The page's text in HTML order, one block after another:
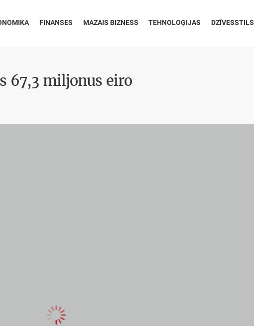
FINANSES MAZAIS BIZNESS TEHNOLOĢIJAS DZĪVESSTILS
67,3 miljonus eiro